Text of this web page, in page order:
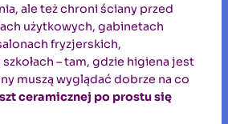
ale też chroni ściany przed
użytkowych, gabinetach
fryzjerskich,
– tam, gdzie higiena jest
muszą wyglądać dobrze na co
ceramicznej po prostu się